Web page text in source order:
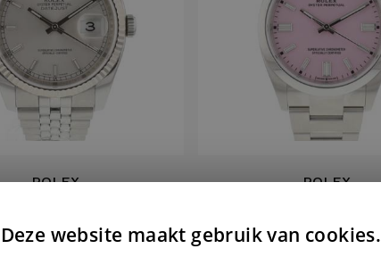
ROLEX
ROLEX
NEW '23
Deze website maakt gebruik van cookies.